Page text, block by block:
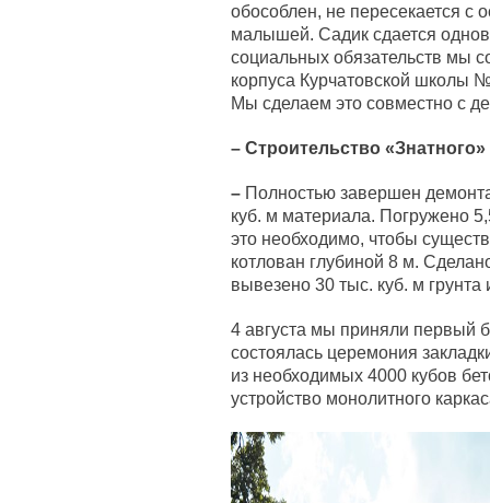
обособлен, не пересекается
малышей. Садик сдается
социальных обязательств мы
корпуса Курчатовской школы
Мы сделаем это совместно с
– Строительство
– Полностью завершен
куб. м материала. Погружено
это необходимо, чтобы
котлован глубиной 8 м.
вывезено 30 тыс. куб. м грунта
4 августа мы приняли первый
состоялась церемония
из необходимых 4000 кубов
устройство монолитного